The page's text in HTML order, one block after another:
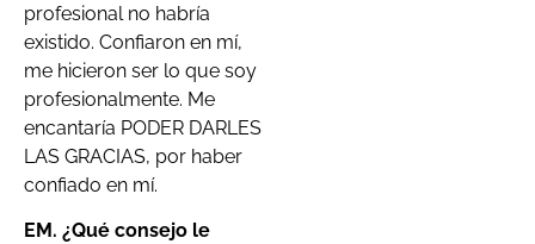
profesional no habría
existido. Confiaron en mí,
me hicieron ser lo que soy
profesionalmente. Me
encantaría PODER DARLES
LAS GRACIAS, por haber
confiado en mí.
EM. ¿Qué consejo le